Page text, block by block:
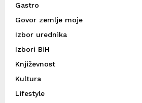
Gastro
Govor zemlje moje
Izbor urednika
Izbori BiH
Književnost
Kultura
Lifestyle